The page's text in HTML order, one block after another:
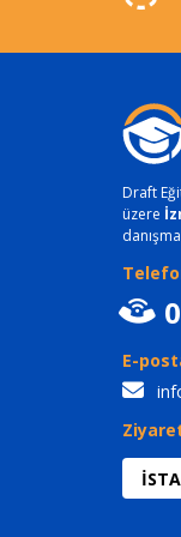
Draft
üzere
E-